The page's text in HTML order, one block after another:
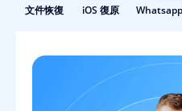
文件恢復 iOS 復原